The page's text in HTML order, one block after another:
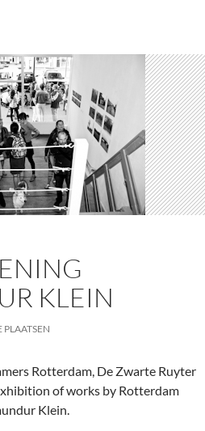
KLEIN
PLAATSEN
Rotterdam, De Zwarte Ruyter
of works by Rotterdam
Klein.